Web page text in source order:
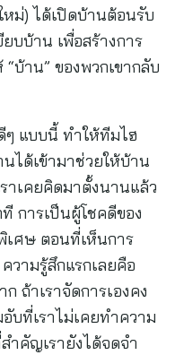
ม่) ได้เปิดบ้านต้อนรับ
บบ้าน เพื่อสร้างการ
บ้าน” ของพวกเขากลับ
แบบนี้ ทำให้ทีมไฮ
ได้เข้ามาช่วยให้บ้าน
าเคยคิดมาตั้งนานแล้ว
การเป็นผู้โชคดีของ
เศษ ตอนที่เห็นการ
วามรู้สึกแรกเลยคือ
ถ้าเราจัดการเองคง
บที่เราไม่เคยทำความ
ำคัญเรายังได้จดจำ